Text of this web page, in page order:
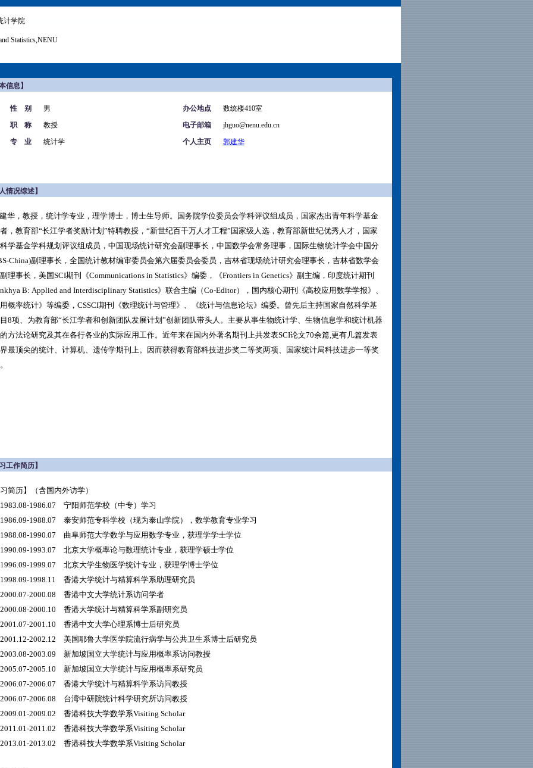
计学院
Statistics,NENU
信息】
性 别 男 办公地点
数统楼410室
职 称
教授 电子邮箱
jhguo@nenu.edu.cn
专 业
统计学 个人主页 郭建华
情况综述】
华，教授，统计学专业，理学博士，博士生导师。国务院学位委员会学科评议组成员，国家杰出青年科学基金
，教育部“长江学者奖励计划”特聘教授，“新世纪百千万人才工程”国家级人选，教育部新世纪优秀人才，国家
学基金学科规划评议组成员，中国现场统计研究会副理事长，中国数学会常务理事，国际生物统计学会中国分
China)副理事长，全国统计教材编审委员会第六届委员会委员，吉林省现场统计研究会理事长，吉林省数学会
理事长，美国SCI期刊《Communications in Statistics》编委，《Frontiers in Genetics》副主编，印度统计期刊
B: Applied and Interdisciplinary Statistics》联合主编（Co-Editor），国内核心期刊《高校应用数学学报》、
用概率统计》等编委，CSSCI期刊《数理统计与管理》、《统计与信息论坛》编委。曾先后主持国家自然科学基
8项、为教育部“长江学者和创新团队发展计划”创新团队带头人。主要从事生物统计学、生物信息学和统计机器
方法论研究及其在各行各业的实际应用工作。近年来在国内外著名期刊上共发表SCI论文70余篇,更有几篇发表
最顶尖的统计、计算机、遗传学期刊上。因而获得教育部科技进步奖二等奖两项、国家统计局科技进步一等奖
工作简历】
习简历】（含国内外访学）
1986.07 宁阳师范学校（中专）学习
1988.07 泰安师范专科学校（现为泰山学院），数学教育专业学习
1990.07 曲阜师范大学数学与应用数学专业，获理学学士学位
1993.07 北京大学概率论与数理统计专业，获理学硕士学位
1999.07 北京大学生物医学统计专业，获理学博士学位
1998.11 香港大学统计与精算科学系助理研究员
2000.08 香港中文大学统计系访问学者
2000.10 香港大学统计与精算科学系副研究员
2001.10 香港中文大学心理系博士后研究员
2002.12 美国耶鲁大学医学院流行病学与公共卫生系博士后研究员
2003.09 新加坡国立大学统计与应用概率系访问教授
2005.10 新加坡国立大学统计与应用概率系研究员
2006.07 香港大学统计与精算科学系访问教授
2006.08 台湾中研院统计科学研究所访问教授
2009.02 香港科技大学数学系Visiting Scholar
2011.02 香港科技大学数学系Visiting Scholar
2013.02 香港科技大学数学系Visiting Scholar